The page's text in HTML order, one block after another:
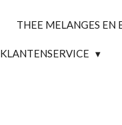
THEE MELANGES EN
KLANTENSERVICE